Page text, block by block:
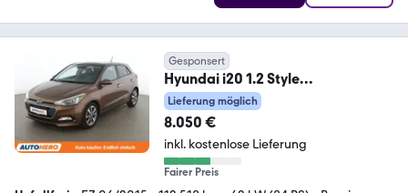
Gesponsert
Hyundai i20 1.2 Style
*TEMPO*PDC*SHZ*LHZ*ALU*KLI
MA*PANO*
Lieferung möglich
8.050 €
inkl. kostenlose Lieferung
Fairer Preis